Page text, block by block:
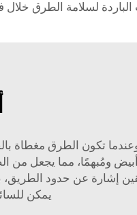
الباردة لسلامة الطرق
تكون الطرق مغطاة
ومُبهمًا، مما يجعل من
إشارة عن حدود
يمكن